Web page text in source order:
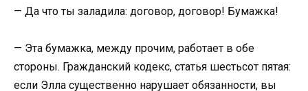
— Да что ты заладила: договор, договор! Бумажка!
— Эта бумажка, между прочим, работает в обе
стороны. Гражданский кодекс, статья шестьсот пятая:
если Элла существенно нарушает обязанности, вы